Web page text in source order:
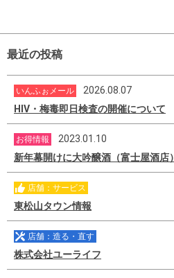
最近の投稿
いんふぉメール
2026.08.07
HIV・梅毒即日検査の開催について
お得情報
2023.01.10
新年幕開けに大吟醸酒（富士屋酒店）
店舗：サービス
東松山タウン情報
店舗：造る・直す
株式会社ユーライフ